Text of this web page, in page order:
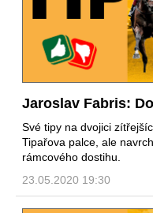
Jaroslav Fabris:
Své tipy na dvojici
Tipařova palce, ale
rámcového dostihu.
23.05.2020 19:30